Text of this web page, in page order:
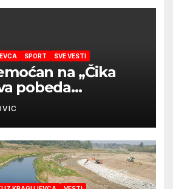
SPORT SVE VESTI
na „Čika
pobeda
u drugom